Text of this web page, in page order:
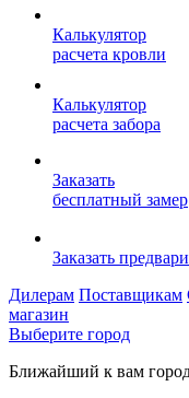
Калькулятор
расчета кровли
Калькулятор
расчета забора
Заказать
бесплатный замер
Заказать
Дилерам Поставщикам
магазин
Выберите город
Ближайший к вам